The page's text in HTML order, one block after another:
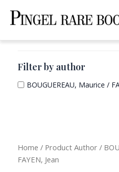
Filter by author
BOUGUEREAU, Maurice /
Home / Product Author /
FAYEN, Jean